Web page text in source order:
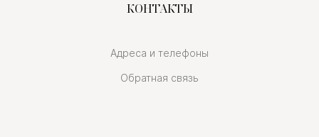
КОНТАКТЫ
Адреса и телефоны
Обратная связь